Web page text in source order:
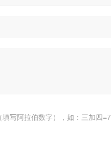
写阿拉伯数字），如：三加四=7